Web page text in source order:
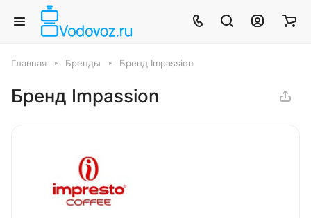
Главная Бренды Бренд Impassion
Бренд Impassion